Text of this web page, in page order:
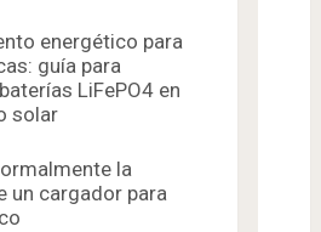
energético para
guía para
LiFePO4 en
solar
la
un cargador para